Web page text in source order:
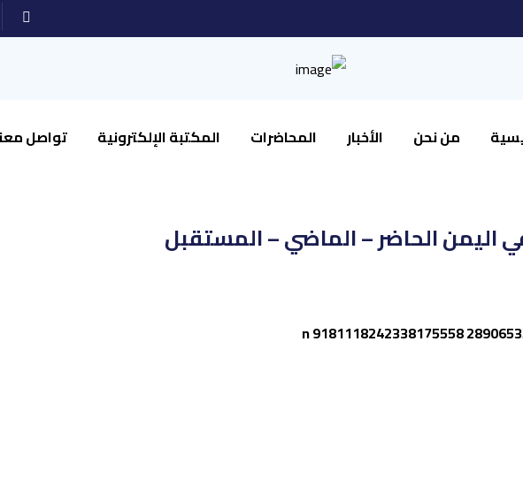
من نحن الأخبار المحاضرات المكتبة الإلكترونية تواصل
اليمن الحاضر – الماضي – المستقبل